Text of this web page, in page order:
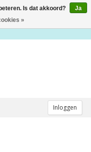
Inloggen
Is dat akkoord?
Ja
»